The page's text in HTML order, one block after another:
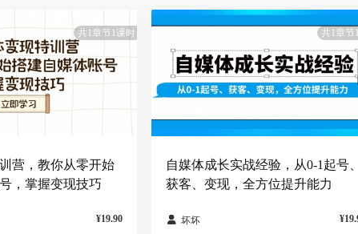
共1章节1课时
营，教你从零开始
，掌握变现技巧
¥19.90
共1章节
自媒体成长实战经验，从0-1起号、
获客、变现，全方位提升能力
 坏坏